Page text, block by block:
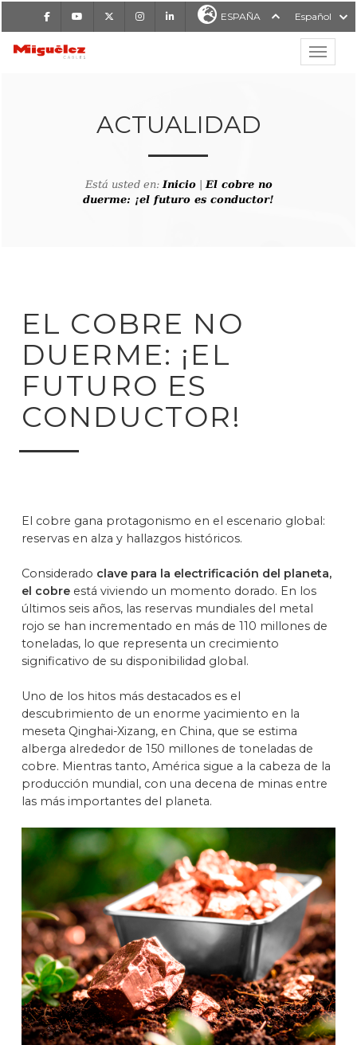
FacebookYoutube InstagramLinkedIn ESPAÑA Español
MIGUÉLEZ CABLES
ACTUALIDAD
Está usted en:Inicio|El cobre no
duerme: ¡el futuro es conductor!
EL COBRE NO
DUERME: ¡EL
FUTURO ES
CONDUCTOR!
El cobre gana protagonismo en el escenario global:
reservas en alza y hallazgos históricos.
Considerado clave para la electrificación del planeta,
el cobre está viviendo un momento dorado. En los
últimos seis años, las reservas mundiales del metal
rojo se han incrementado en más de 110 millones de
toneladas, lo que representa un crecimiento
significativo de su disponibilidad global.
Uno de los hitos más destacados es el
descubrimiento de un enorme yacimiento en la
meseta Qinghai-Xizang, en China, que se estima
alberga alrededor de 150 millones de toneladas de
cobre. Mientras tanto, América sigue a la cabeza de la
producción mundial, con una decena de minas entre
las más importantes del planeta.